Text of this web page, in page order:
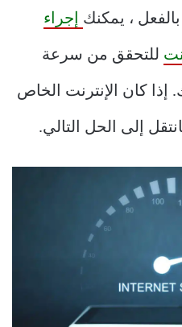
، يمكنك إجراء
للتحقق من سرعة
إذا كان الإنترنت الخاص
إلى الحل التالي.